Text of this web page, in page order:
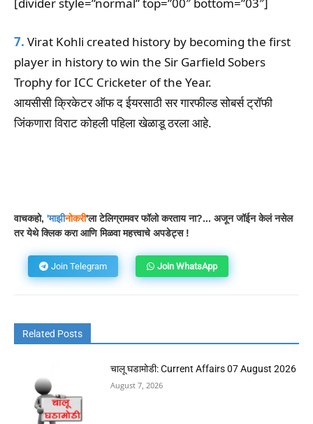
7. Virat Kohli created history by becoming the first
player in history to win the Sir Garfield Sobers
Trophy for ICC Cricketer of the Year.
आयसीसी क्रिकेटर ऑफ द ईयरसाठी सर गारफील्ड सोबर्स ट्रॉफी
जिंकणारा विराट कोहली पहिला खेळाडू ठरला आहे.
वाचकहो, 'माझीनोकरी'ला टेलिग्रामवर फॉलो करताय ना?... अजून जॉईन केलं नसेल
तर येथे क्लिक करा आणि मिळवा महत्त्वाचे अपडेट्स !
Join Telegram Join WhatsApp
Related Posts
चालू घडामोडी: Current Affairs 07 August 2026
August 7, 2026